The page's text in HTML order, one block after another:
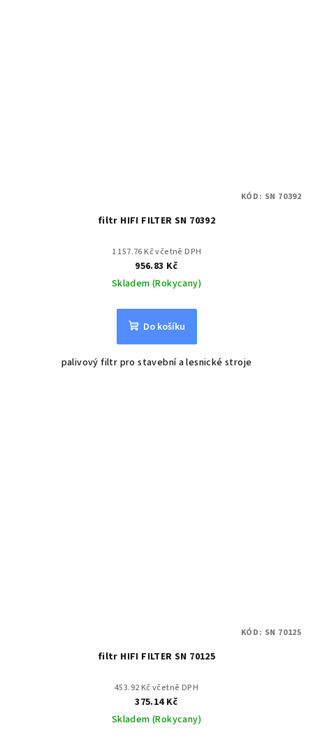
filtr HIFI FILTER SN 70392
1 157.76 Kč včetně DPH
956.83 Kč
Skladem (Rokycany)
Do košíku
palivový filtr pro stavební a lesnické stroje
KÓD: SN 70392
filtr HIFI FILTER SN 70125
453.92 Kč včetně DPH
375.14 Kč
Skladem (Rokycany)
KÓD: SN 70125